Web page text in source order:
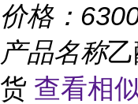
价格：
产品名称
货 查看相